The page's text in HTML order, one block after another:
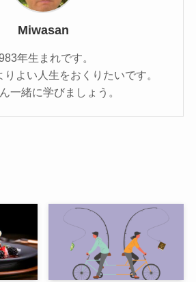
Miwasan
年生まれです。
よい人生をおくりたいです。
一緒に学びましょう。